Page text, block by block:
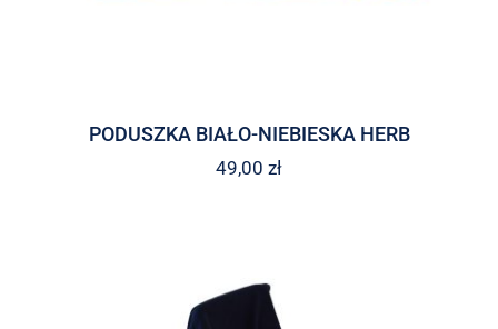
PODUSZKA BIAŁO-NIEBIESKA HERB
49,00 zł